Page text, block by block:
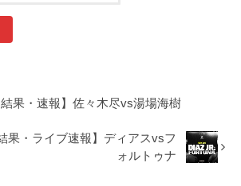
果・速報】佐々木尽vs湯場海樹
果・ライブ速報】ディアスvsフ
ォルトゥナ